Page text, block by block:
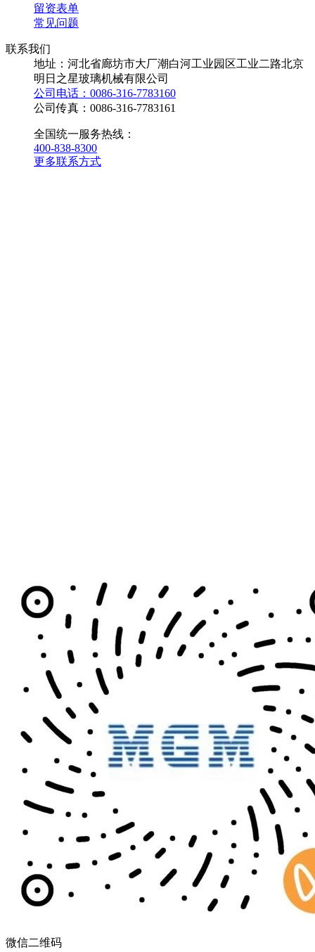
留资表单
常见问题
联系我们
地址：河北省廊坊市大厂潮白河工业园区工业二路北京
明日之星玻璃机械有限公司
公司电话：0086-316-7783160
公司传真：0086-316-7783161
全国统一服务热线：
400-838-8300
更多联系方式
微信二维码